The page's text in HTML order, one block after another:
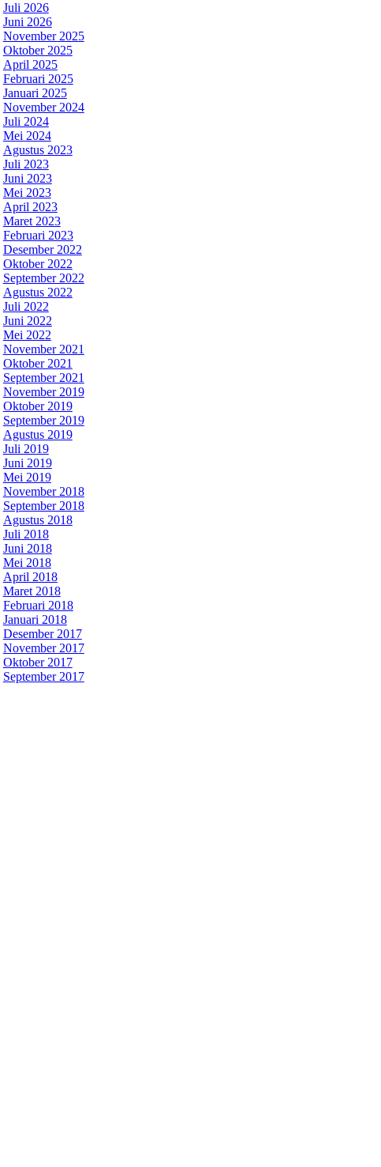
Juli 2026
Juni 2026
November 2025
Oktober 2025
April 2025
Februari 2025
Januari 2025
November 2024
Juli 2024
Mei 2024
Agustus 2023
Juli 2023
Juni 2023
Mei 2023
April 2023
Maret 2023
Februari 2023
Desember 2022
Oktober 2022
September 2022
Agustus 2022
Juli 2022
Juni 2022
Mei 2022
November 2021
Oktober 2021
September 2021
November 2019
Oktober 2019
September 2019
Agustus 2019
Juli 2019
Juni 2019
Mei 2019
November 2018
September 2018
Agustus 2018
Juli 2018
Juni 2018
Mei 2018
April 2018
Maret 2018
Februari 2018
Januari 2018
Desember 2017
November 2017
Oktober 2017
September 2017